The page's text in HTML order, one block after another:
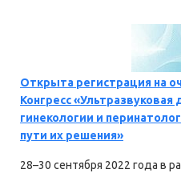
Открыта регистрация на
Конгресс
гинекологии и
пути их решения»
28–30 сентября 2022 года в